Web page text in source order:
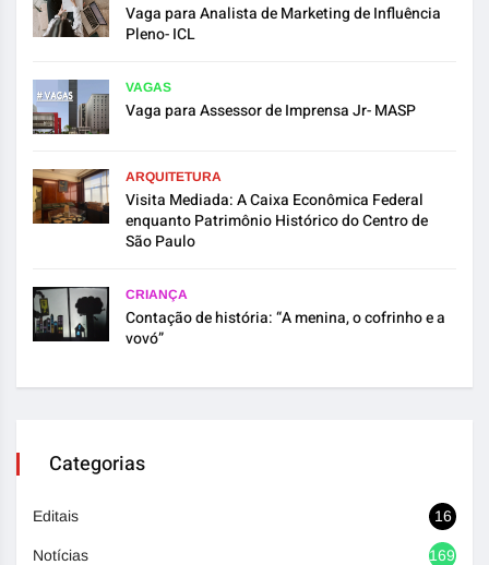
Vaga para Analista de Marketing de Influência
Pleno- ICL
VAGAS
Vaga para Assessor de Imprensa Jr- MASP
ARQUITETURA
Visita Mediada: A Caixa Econômica Federal
enquanto Patrimônio Histórico do Centro de
São Paulo
CRIANÇA
Contação de história: “A menina, o cofrinho e a
vovó”
Categorias
Editais 16
Notícias 1692